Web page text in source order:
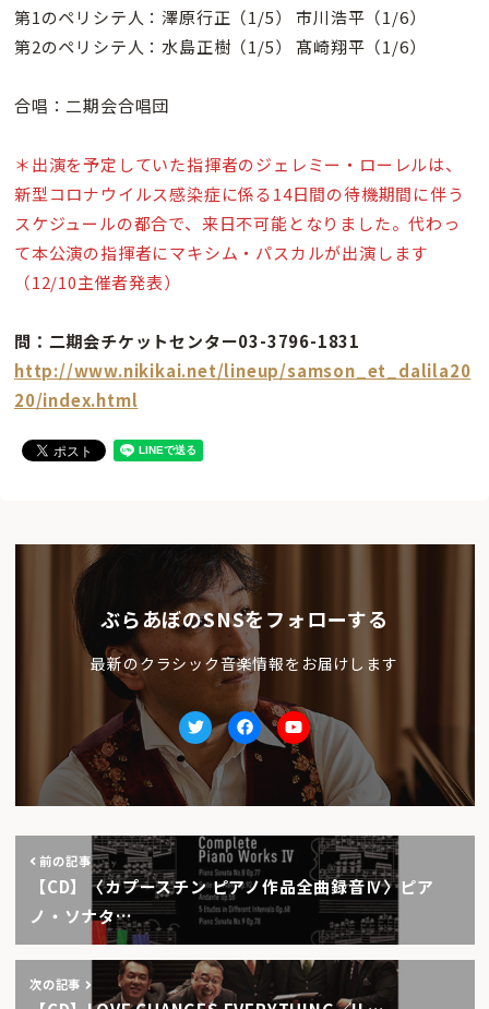
第1のペリシテ人：澤原行正（1/5） 市川浩平（1/6）
第2のペリシテ人：水島正樹（1/5） 髙崎翔平（1/6）
合唱：二期会合唱団
＊出演を予定していた指揮者のジェレミー・ローレルは、
新型コロナウイルス感染症に係る14日間の待機期間に伴う
スケジュールの都合で、来日不可能となりました。代わっ
て本公演の指揮者にマキシム・パスカルが出演します
（12/10主催者発表）
問：二期会チケットセンター03-3796-1831
http://www.nikikai.net/lineup/samson_et_dalila20
20/index.html
ぶらあぼのSNSをフォローする
最新のクラシック音楽情報をお届けします
TwitterfacebookYoutube
前の記事
【CD】〈カプースチン ピアノ作品全曲録音Ⅳ〉ピア
ノ・ソナタ…
次の記事